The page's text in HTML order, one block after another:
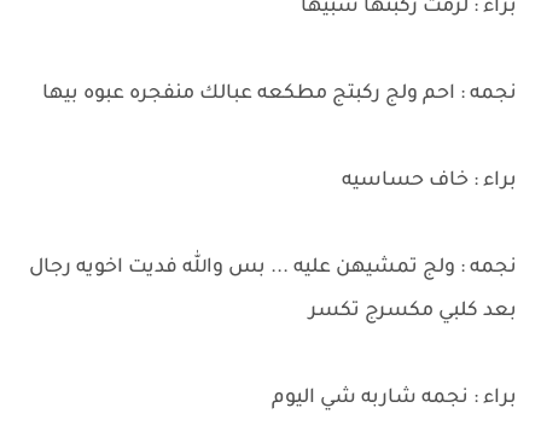
براء : لزمت ركبتها شبيها
نجمه : احم ولج ركبتج مطكعه عبالك منفجره عبوه بيها
براء : خاف حساسيه
نجمه : ولج تمشيهن عليه ... بس والله فديت اخويه رجال
بعد كلبي مكسرج تكسر
براء : نجمه شاربه شي اليوم